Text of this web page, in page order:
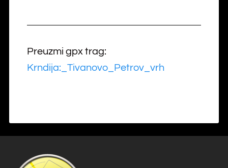
Preuzmi gpx trag:
Krndija:_Tivanovo_Petrov_vrh